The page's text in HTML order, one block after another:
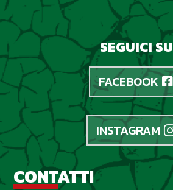
SEGUICI SU
FACEBOOK
INSTAGRAM
CONTATTI